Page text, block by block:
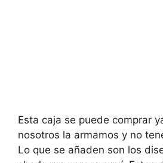
Esta caja se puede comprar
nosotros la armamos y no
Lo que se añaden son los